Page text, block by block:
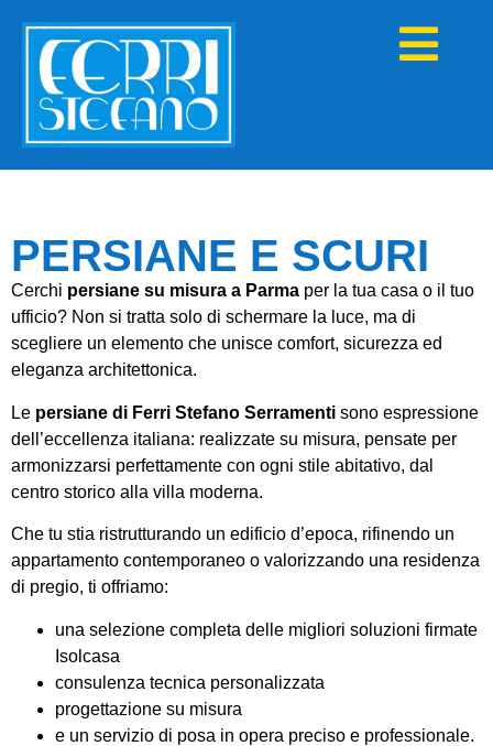
PERSIANE E SCURI
Cerchi persiane su misura a Parma per la tua casa o il tuo
ufficio? Non si tratta solo di schermare la luce, ma di
scegliere un elemento che unisce comfort, sicurezza ed
eleganza architettonica.
Le persiane di Ferri Stefano Serramenti sono espressione
dell’eccellenza italiana: realizzate su misura, pensate per
armonizzarsi perfettamente con ogni stile abitativo, dal
centro storico alla villa moderna.
Che tu stia ristrutturando un edificio d’epoca, rifinendo un
appartamento contemporaneo o valorizzando una residenza
di pregio, ti offriamo:
una selezione completa delle migliori soluzioni firmate
Isolcasa
consulenza tecnica personalizzata
progettazione su misura
e un servizio di posa in opera preciso e professionale.